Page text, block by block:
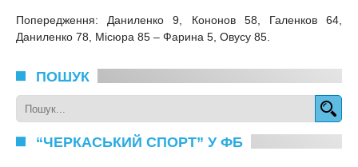
Попередження: Даниленко 9, Кононов 58, Галенков 64,
Даниленко 78, Місюра 85 – Фарина 5, Овусу 85.
ПОШУК
“ЧЕРКАСЬКИЙ СПОРТ” У ФБ